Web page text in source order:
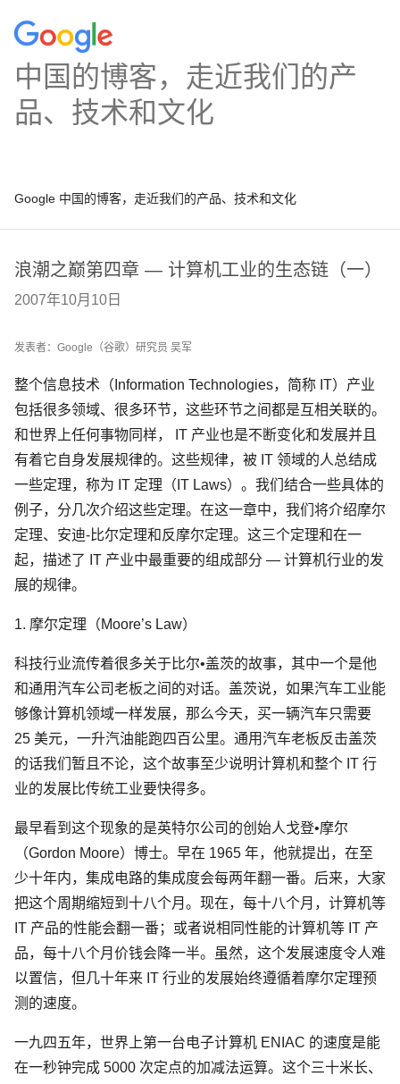
中国的博客，走近我们的产
品、技术和文化
Google 中国的博客，走近我们的产品、技术和文化
浪潮之巅第四章 — 计算机工业的生态链（一）
2007年10月10日
发表者：Google（谷歌）研究员 吴军
整个信息技术（Information Technologies，简称 IT）产业
包括很多领域、很多环节，这些环节之间都是互相关联的。
和世界上任何事物同样， IT 产业也是不断变化和发展并且
有着它自身发展规律的。这些规律，被 IT 领域的人总结成
一些定理，称为 IT 定理（IT Laws）。我们结合一些具体的
例子，分几次介绍这些定理。在这一章中，我们将介绍摩尔
定理、安迪-比尔定理和反摩尔定理。这三个定理和在一
起，描述了 IT 产业中最重要的组成部分 — 计算机行业的发
展的规律。
1. 摩尔定理（Moore’s Law）
科技行业流传着很多关于比尔•盖茨的故事，其中一个是他
和通用汽车公司老板之间的对话。盖茨说，如果汽车工业能
够像计算机领域一样发展，那么今天，买一辆汽车只需要
25 美元，一升汽油能跑四百公里。通用汽车老板反击盖茨
的话我们暂且不论，这个故事至少说明计算机和整个 IT 行
业的发展比传统工业要快得多。
最早看到这个现象的是英特尔公司的创始人戈登•摩尔
（Gordon Moore）博士。早在 1965 年，他就提出，在至
少十年内，集成电路的集成度会每两年翻一番。后来，大家
把这个周期缩短到十八个月。现在，每十八个月，计算机等
IT 产品的性能会翻一番；或者说相同性能的计算机等 IT 产
品，每十八个月价钱会降一半。虽然，这个发展速度令人难
以置信，但几十年来 IT 行业的发展始终遵循着摩尔定理预
测的速度。
一九四五年，世界上第一台电子计算机 ENIAC 的速度是能
在一秒钟完成 5000 次定点的加减法运算。这个三十米长、